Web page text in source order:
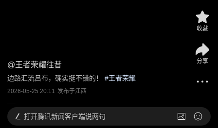
@王者荣耀往昔
边路汇流吕布，确实挺不错的！ #王者荣耀
2026-05-25 20:11 发布于江西
收藏
分享
打开腾讯新闻客户端说两句